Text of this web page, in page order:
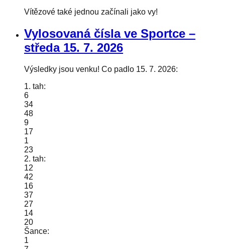
Vítězové také jednou začínali jako vy!
Vylosovaná čísla ve Sportce –
středa 15. 7. 2026
Výsledky jsou venku! Co padlo 15. 7. 2026:
1. tah:
6
34
48
9
17
1
23
2. tah:
12
42
16
37
27
14
20
Šance:
1